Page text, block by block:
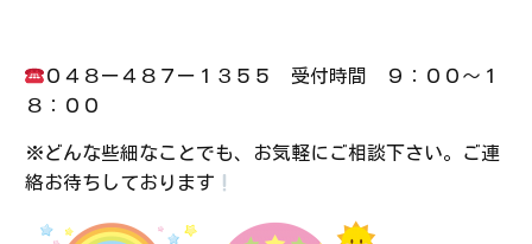
０４８ー４８７ー１３５５ 受付時間 ９：００～１
８：００
※どんな些細なことでも、お気軽にご相談下さい。ご連
絡お待ちしております